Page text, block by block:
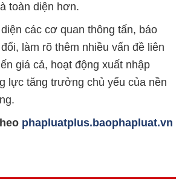
toàn diện hơn.
các cơ quan thông tấn, báo
làm rõ thêm nhiều vấn đề liên
giá cả, hoạt động xuất nhập
lực tăng trưởng chủ yếu của nền
phapluatplus.baophapluat.vn